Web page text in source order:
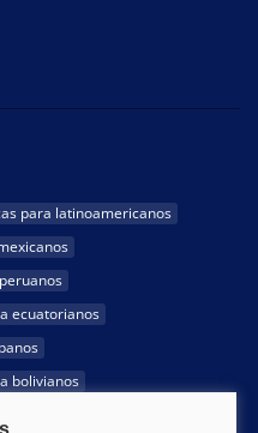
para latinoamericanos
ecuatorianos
bolivianos